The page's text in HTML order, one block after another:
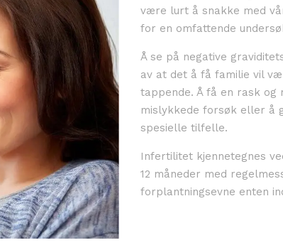
være lurt å snakke med
for en omfattende
Å se på negative
av at det å få familie vil
tappende. Å få en rask og
mislykkede forsøk eller å
spesielle tilfelle.
Infertilitet kjennetegnes
12 måneder med
forplantningsevne enten